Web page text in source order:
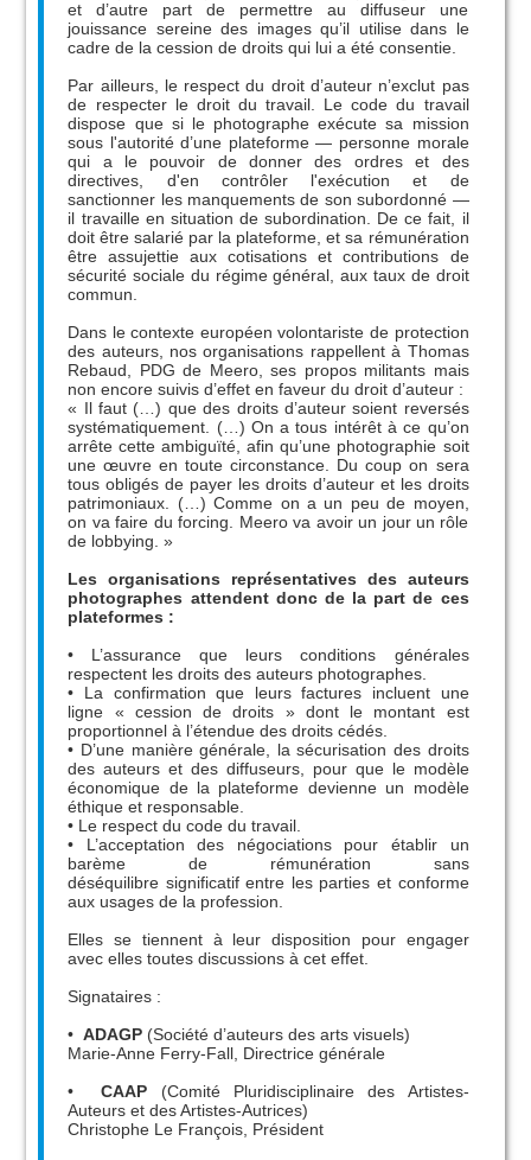
et d’autre part de permettre au diffuseur une
jouissance sereine des images qu’il utilise dans le
cadre de la cession de droits qui lui a été consentie.
Par ailleurs, le respect du droit d’auteur n’exclut pas
de respecter le droit du travail. Le code du travail
dispose que si le photographe exécute sa mission
sous l'autorité d’une plateforme — personne morale
qui a le pouvoir de donner des ordres et des
directives, d'en contrôler l'exécution et de
sanctionner les manquements de son subordonné —
il travaille en situation de subordination. De ce fait, il
doit être salarié par la plateforme, et sa rémunération
être assujettie aux cotisations et contributions de
sécurité sociale du régime général, aux taux de droit
commun.
Dans le contexte européen volontariste de protection
des auteurs, nos organisations rappellent à Thomas
Rebaud, PDG de Meero, ses propos militants mais
non encore suivis d’effet en faveur du droit d’auteur :
« Il faut (…) que des droits d’auteur soient reversés
systématiquement. (…) On a tous intérêt à ce qu’on
arrête cette ambiguïté, afin qu’une photographie soit
une œuvre en toute circonstance. Du coup on sera
tous obligés de payer les droits d’auteur et les droits
patrimoniaux. (…) Comme on a un peu de moyen,
on va faire du forcing. Meero va avoir un jour un rôle
de lobbying. »
Les organisations représentatives des auteurs
photographes attendent donc de la part de ces
plateformes :
• L’assurance que leurs conditions générales
respectent les droits des auteurs photographes.
• La confirmation que leurs factures incluent une
ligne « cession de droits » dont le montant est
proportionnel à l’étendue des droits cédés.
• D’une manière générale, la sécurisation des droits
des auteurs et des diffuseurs, pour que le modèle
économique de la plateforme devienne un modèle
éthique et responsable.
• Le respect du code du travail.
• L’acceptation des négociations pour établir un
barème de rémunération sans
déséquilibre significatif entre les parties et conforme
aux usages de la profession.
Elles se tiennent à leur disposition pour engager
avec elles toutes discussions à cet effet.
Signataires :
•ADAGP (Société d’auteurs des arts visuels)
Marie-Anne Ferry-Fall, Directrice générale
•CAAP (Comité Pluridisciplinaire des Artistes-
Auteurs et des Artistes-Autrices)
Christophe Le François, Président